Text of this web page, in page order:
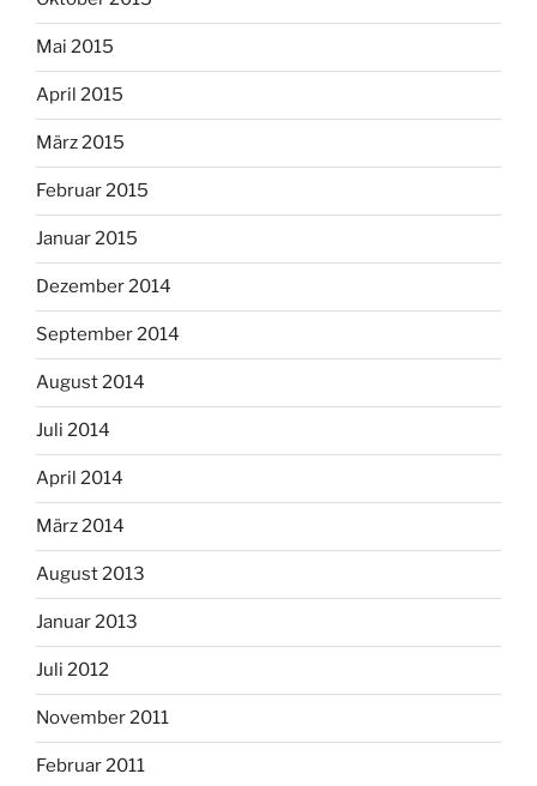
Mai 2015
April 2015
März 2015
Februar 2015
Januar 2015
Dezember 2014
September 2014
August 2014
Juli 2014
April 2014
März 2014
August 2013
Januar 2013
Juli 2012
November 2011
Februar 2011